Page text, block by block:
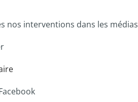
nos interventions dans les médias